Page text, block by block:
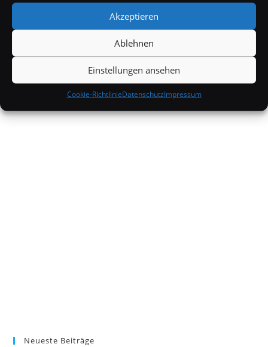
Akzeptieren
Ablehnen
Einstellungen ansehen
Cookie-RichtlinieDatenschutzImpressum
Neueste Beiträge